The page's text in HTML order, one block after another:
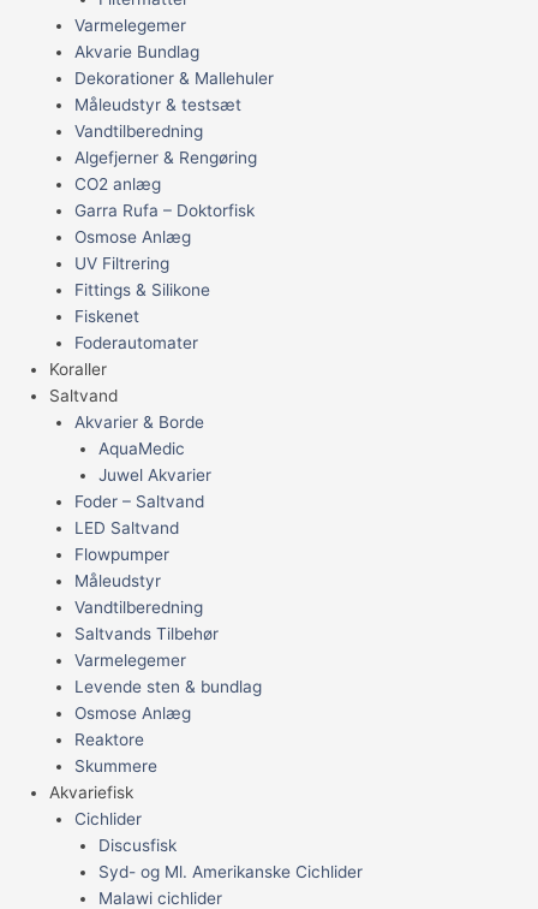
Varmelegemer
Akvarie Bundlag
Dekorationer & Mallehuler
Måleudstyr & testsæt
Vandtilberedning
Algefjerner & Rengøring
CO2 anlæg
Garra Rufa – Doktorfisk
Osmose Anlæg
UV Filtrering
Fittings & Silikone
Fiskenet
Foderautomater
Koraller
Saltvand
Akvarier & Borde
AquaMedic
Juwel Akvarier
Foder – Saltvand
LED Saltvand
Flowpumper
Måleudstyr
Vandtilberedning
Saltvands Tilbehør
Varmelegemer
Levende sten & bundlag
Osmose Anlæg
Reaktore
Skummere
Akvariefisk
Cichlider
Discusfisk
Syd- og Ml. Amerikanske Cichlider
Malawi cichlider